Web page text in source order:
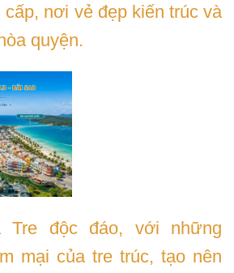
nơi vẻ đẹp kiến trúc và
quyện.
Tre độc đáo, với những
mại của tre trúc, tạo nên